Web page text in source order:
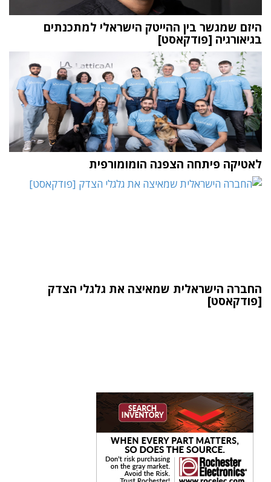
היזם שמגשר בין ההייטק הישראלי למתכנתים
בגיאורגיה [פודקאסט]
לאטיקה פיתחה הצפנה הומומורפית
החברה הישראלית שמאיצה את גלגלי הצדק
[פודקאסט]